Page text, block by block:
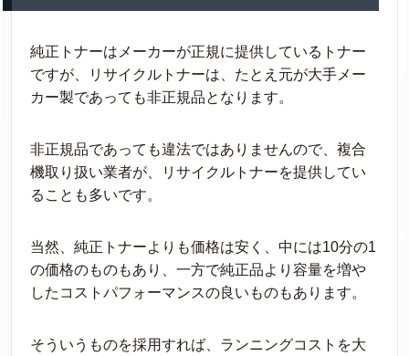
純正トナーはメーカーが正規に提供しているトナー
ですが、リサイクルトナーは、たとえ元が大手メー
カー製であっても非正規品となります。
非正規品であっても違法ではありませんので、複合
機取り扱い業者が、リサイクルトナーを提供してい
ることも多いです。
当然、純正トナーよりも価格は安く、中には10分の1
の価格のものもあり、一方で純正品より容量を増や
したコストパフォーマンスの良いものもあります。
そういうものを採用すれば、ランニングコストを大